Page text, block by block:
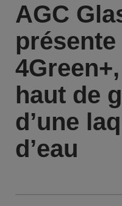
AGC
haut de
d’une
d’eau